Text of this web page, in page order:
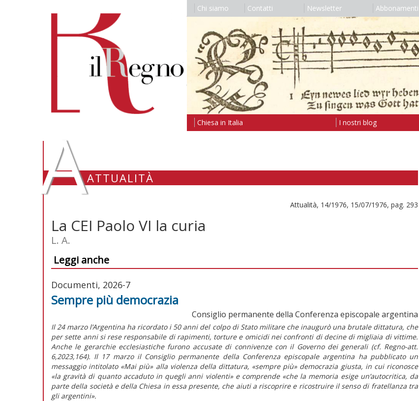
Chi siamo Contatti Newsletter Abbonamenti
Chiesa in Italia I nostri blog
AATTUALITÀ
Attualità, 14/1976, 15/07/1976, pag. 293
La CEI Paolo VI la curia
L. A.
Leggi anche
Documenti, 2026-7
Sempre più democrazia
Consiglio permanente della Conferenza episcopale argentina
Il 24 marzo l’Argentina ha ricordato i 50 anni del colpo di Stato militare che inaugurò una brutale dittatura, che
per sette anni si rese responsabile di rapimenti, torture e omicidi nei confronti di decine di migliaia di vittime.
Anche le gerarchie ecclesiastiche furono accusate di connivenze con il Governo dei generali (cf. Regno-att.
6,2023,164). Il 17 marzo il Consiglio permanente della Conferenza episcopale argentina ha pubblicato un
messaggio intitolato «Mai più» alla violenza della dittatura, «sempre più» democrazia giusta, in cui riconosce
«la gravità di quanto accaduto in quegli anni violenti» e comprende «che la memoria esige un’autocritica, da
parte della società e della Chiesa in essa presente, che aiuti a riscoprire e ricostruire il senso di fratellanza tra
gli argentini».